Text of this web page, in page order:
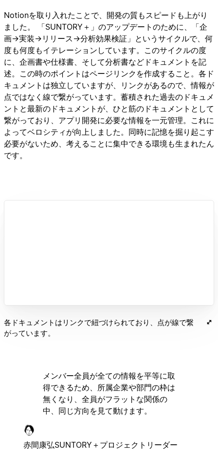
Notionを取り入れたことで、開発の質もスピードも上がり
ました。 「SUNTORY＋」のアップデートのために、「企
画→実装→リリース→分析効果検証」というサイクルで、何
度も何度もイテレーションしています。このサイクルの度
に、企画書や仕様書、そして分析書などドキュメントを記
述。この時のポイントはページリンクを作成すること。各ド
キュメントは独立していますが、リンクがあるので、情報が
点ではなく線で繋がっています。蓄積された過去のドキュメ
ントと最新のドキュメントが、ひと筋のドキュメントとして
繋がっており、アプリ開発に必要な情報を一元管理。これに
よってベロシティが向上しました。同時に記憶を掘り起こす
必要がないため、考えることに集中できる環境も生まれたん
です。
各ドキュメントはリンクで紐づけられており、点が線で繋
がっています。
メンバー全員が全ての情報を平等に取
得できるため、所属企業や部門の枠は
無くなり、全員がフラットな関係の
中、同じ方向を見て動けます。
赤間康弘SUNTORY＋プロジェクトリーダー